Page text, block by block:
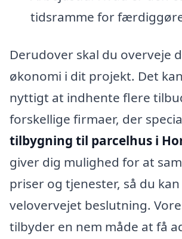
tidsramme for
Derudover skal du overveje
økonomi i dit projekt. Det
nyttigt at indhente flere
forskellige firmaer, der
tilbygning til parcelhus i
giver dig mulighed for at
priser og tjenester, så du
velovervejet beslutning.
tilbyder en nem måde at få